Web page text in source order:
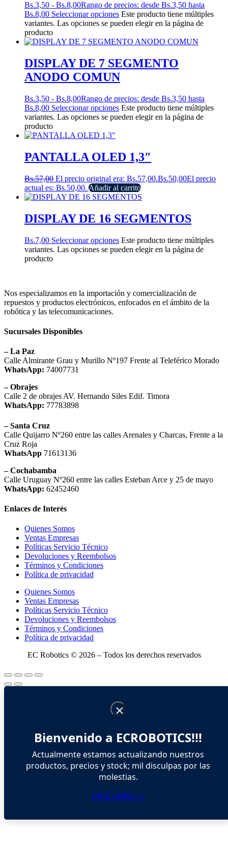
Bs.3,50 - Bs.8,00Rango de precios: desde Bs.3,50 hasta
Bs.8,00 Seleccionar opciones Este producto tiene múltiples
variantes. Las opciones se pueden elegir en la página de
producto
DISPLAY DE 7 SEGMENTO
ANODO COMUN
Bs.3,50 - Bs.8,00Rango de precios: desde Bs.3,50 hasta
Bs.8,00 Seleccionar opciones Este producto tiene múltiples
variantes. Las opciones se pueden elegir en la página de
producto
PANTALLA OLED 1,3″
Bs.57,00 El precio original era: Bs.57,00.Bs.50,00El precio
actual es: Bs.50,00. Añadir al carrito
DISPLAY DE 16 SEGMENTOS
Bs.7,00 Seleccionar opciones Este producto tiene múltiples
variantes. Las opciones se pueden elegir en la página de
producto
Nos especializamos en la importación y comercialización de
repuestos y productos electrónicos, enfocados en el ámbito de la
robótica y las telecomunicaciones.
Sucursales Disponibles
– La Paz
Calle Almirante Grau y Murillo Nº197 Frente al Teleférico Morado
WhatsApp: 74007731
– Obrajes
Calle 2 de obrajes AV. Hernando Siles Edif. Timora
WhatsApp: 77783898
– Santa Cruz
Calle Quijarro Nº260 entre las calles Arenales y Charcas, Frente a la
Cruz Roja
WhatsApp 71613136
– Cochabamba
Calle Uruguay Nº260 entre las calles Esteban Arce y 25 de mayo
WhatsApp: 62452460
Enlaces de Interés
Quienes Somos
Ventas Empresas
Políticas Servicio Técnico
Devoluciones y Reembolsos
Términos y Condiciones
Política de privacidad
Quienes Somos
Ventas Empresas
Políticas Servicio Técnico
Devoluciones y Reembolsos
Términos y Condiciones
Política de privacidad
EC Robotics © 2026 – Todos los derechos reservados
Bienvenido a ECROBOTICS!!!
Actualmente estamos actualizando nuestros
productos, precios y stock; mil disculpas por las
molestias.
DESCUBRE 👉